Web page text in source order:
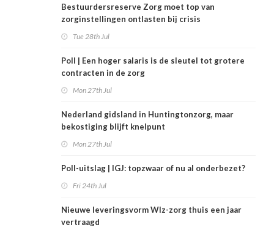
Bestuurdersreserve Zorg moet top van
zorginstellingen ontlasten bij crisis
Tue 28th Jul
Poll | Een hoger salaris is de sleutel tot grotere
contracten in de zorg
Mon 27th Jul
Nederland gidsland in Huntingtonzorg, maar
bekostiging blijft knelpunt
Mon 27th Jul
Poll-uitslag | IGJ: topzwaar of nu al onderbezet?
Fri 24th Jul
Nieuwe leveringsvorm Wlz-zorg thuis een jaar
vertraagd